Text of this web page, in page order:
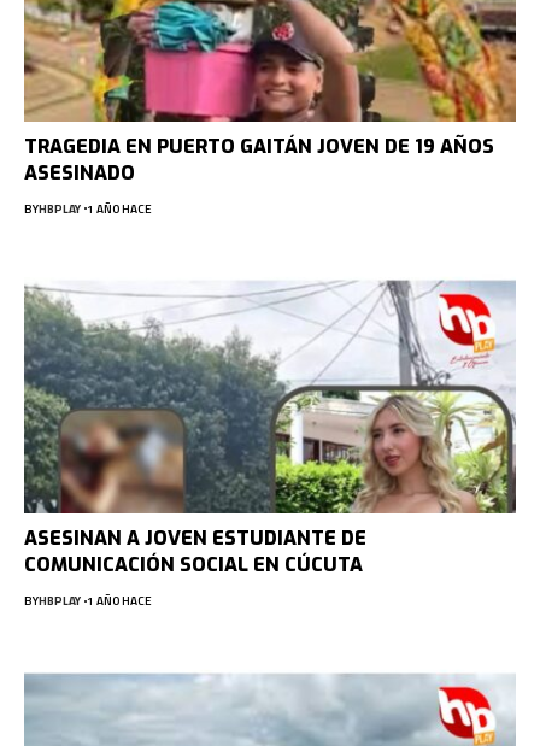
TRAGEDIA EN PUERTO GAITÁN JOVEN DE 19 AÑOS
ASESINADO
BYHBPLAY 1 AÑO HACE
ASESINAN A JOVEN ESTUDIANTE DE
COMUNICACIÓN SOCIAL EN CÚCUTA
BYHBPLAY 1 AÑO HACE